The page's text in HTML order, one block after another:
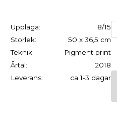
Upplaga:
8/15
Storlek:
50 x 36,5 cm
Teknik:
Pigment print
Årtal:
2018
Leverans:
ca 1-3 dagar